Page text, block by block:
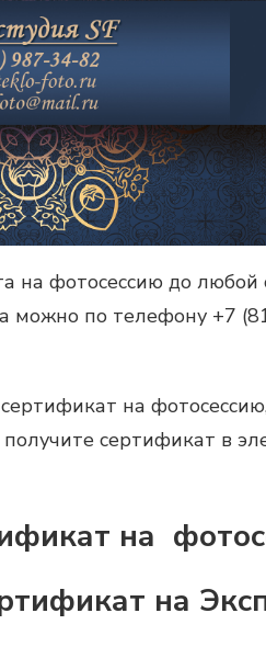
на фотосессию до любой
можно по телефону +7
сертификат на фотосессию
сертификат в
на
на